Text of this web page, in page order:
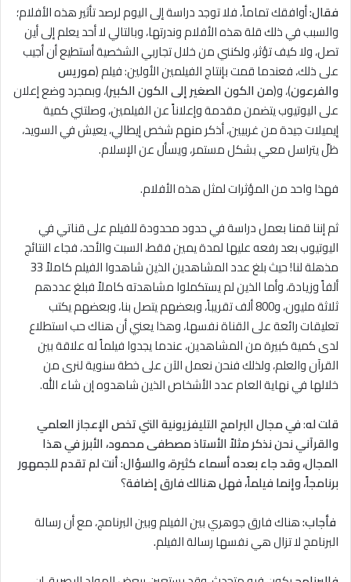
فقال:أوافقك تماماً، فلا توجد دراسة إلى اليوم لرصد تأثير هذه الأفلام؛
والسبب في ذلك قلة هذه الأفلام وندرتها، وبالتالي ﻻ أحد يعلم إلى أين
تصل، ولا كيف تؤثر، ولكنني من خلال تجاربي الشخصية أستطيع أن أجيب
على ذلك، فعندما قمت بإنتاج الفيلمين الأولين: فيلم (موريس
والفرعون)، و(من الكون الصغير إلى الكون الكبير)، وبمجرد وضع إعلان
على اليوتيوب يتضمن مقدمة وإعلاناً عن الفيلمين، وصلتني كمية
إيميلات جيدة من غربيين، أذكر منهم شخص إيطالي، يعيش في السويد،
ظلّ يتراسل معي بشكل مستمر، ويسأل عن الإسلام.
فهذا واحد من المؤثرات لمثل هذه الأفلام.
ثم إننا قمنا بعمل دراسة في حدود محدودة للفيلم على قناتي في
اليوتيوب بعد رفعه عليها لمدة يمين فقط، السبت والأحد، فجاء النتائج
مذهلة لنا! حيث بلغ عدد المشاهدين الذين شاهدوا الفيلم كاملاً 33
ألفاً وزيادة، وأما الذين لم يستكملوا مشاهدته كاملاً فبلغ عددهم
ثلاثة مليون، و800 ألف تقريباً، وبعضهم يتصل بنا، وبعضهم يكتب
تعليقات رائعة على القناة نفسها، وهذا يعني أن هناك حب استطلاع
لدى كمية كبيرة من المشاهدين، عندما يجدوا فيلماً له علاقة بين
القرآن والعلم، ولذلك فنحن نعمل الآن على خطة سنوية لنرى من
خلالها في نهاية العام عدد الأشخاص الذين شاهدوه إن شاء الله.
قلت له:في مجال البرامج التليفزيونية التي تخص الإعجاز العلمي
والقرآني نحن نذكر مثلاً الأستاذ مصطفى محمود، الأبرز في هذا
المجال، وقد جاء بعده أسماء كثيرة، والسؤال: أنت لم تقدم للجمهور
برنامجاً، وإنما فيلماً، فهل هنالك فارق إضافة؟
فأجاب:هناك فارق جوهري بين الفيلم وبين البرنامج، مع أن رسالة
البرنامج ﻻ تزال هي نفسها رسالة الفيلم.